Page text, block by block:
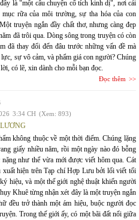
là "một câu chuyện cổ tích kinh dị", nơi cái
rữa của môi trường, sự tha hóa của con
truyện ngắn đầy chất thơ, nhưng càng đẹp
đã trôi qua. Dòng sông trong truyện có còn
đã thay đổi đến đâu trước những vấn đề mà
sự vô cảm, và phẩm giá con người? Chúng
có lẽ, xin dành cho mỗi bạn đọc.
Đọc thêm
3:34 CH (Xem: 893)
không thuộc về một thời điểm. Chúng lặng
giấy nhiều năm, rồi một ngày nào đó bỗng
như thể vừa mới được viết hôm qua. Cát
xuất hiện trên Tạp chí Hợp Lưu bởi lối viết tối
hiệu, và một thế giới nghệ thuật khiến người
Khuê từng nhận xét đây là một truyện ngắn
đều trở thành một ám hiệu, buộc người đọc
Trong thế giới ấy, có một bãi đất nổi giữa